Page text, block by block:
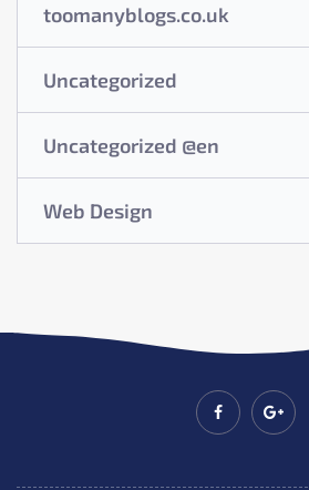
toomanyblogs.co.uk
Uncategorized
Uncategorized @en
Web Design